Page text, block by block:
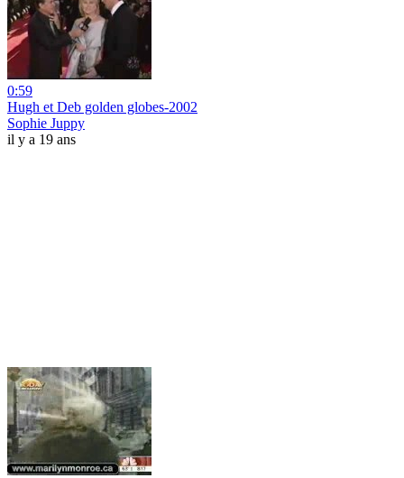
0:59
Hugh et Deb golden globes-2002
Sophie Juppy
il y a 19 ans